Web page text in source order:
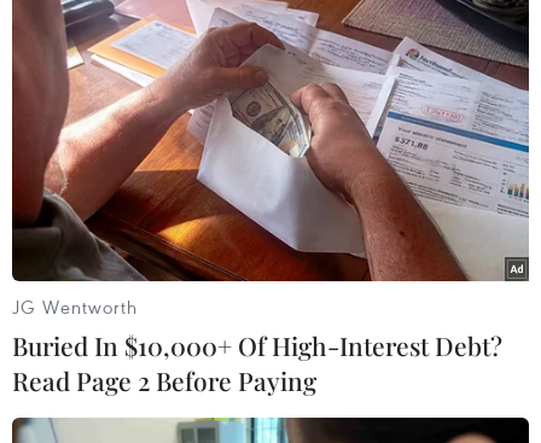
Theo dõi VietnamPlus
TIN LIÊN QUAN
JG Wentworth
Buried In $10,000+ Of High-Interest Debt?
Read Page 2 Before Paying